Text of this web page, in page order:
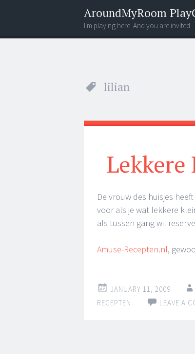
AroundMyRoom
I'm playing here. And you are invited
Menu
Widgets
Search
lilian
Lekkere
De vrouw des huisjes
voor als je wat lekkere
als tussen gang wil
Amuse-Recepten.nl,
JANUARY 11, 2009
RECEPTEN
LEAVE A